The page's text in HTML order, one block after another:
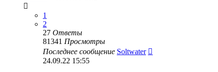
1
2
27 Ответы
81341 Просмотры
Последнее сообщение Soltwater
24.09.22 15:55